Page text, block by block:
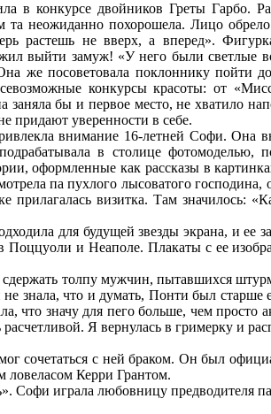
двойников Греты Гарбо.
та неожиданно похорошела. Лицо
не вверх, а вперед».
выйти замуж! «У него были светлые
же посоветовала поклоннику пойти
конкурсы красоты: от
бы и первое место, не хватило
придают уверенности в себе.
внимание 16-летней Софи. Она
в столице фотомоделью,
оформленные как рассказы в
па пухлого лысоватого
визитка. Там значилось:
для будущей звезды экрана, и ее
Поццуоли и Неаполе. Плакаты с ее
толпу мужчин, пытавшихся
знала, что и думать, Понти был старше
значу для пего больше, чем просто
Я вернулась в гримерку и
с ней браком. Он был
ловеласом Керри Грантом.
Софи играла любовницу предводителя